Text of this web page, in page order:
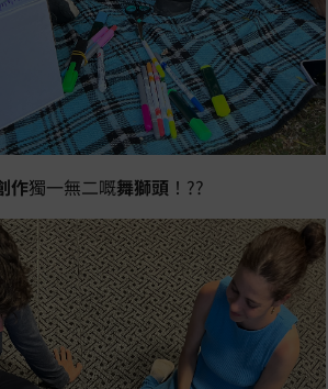
作獨一無二嘅舞獅頭 ！??